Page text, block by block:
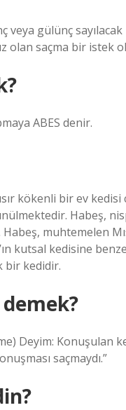
gülünç sayılacak
olan saçma bir istek
ABES denir.
kökenli bir ev kedisi
Habeş,
muhtemelen
kutsal kedisine
bir kedidir.
Deyim:
saçmaydı.”